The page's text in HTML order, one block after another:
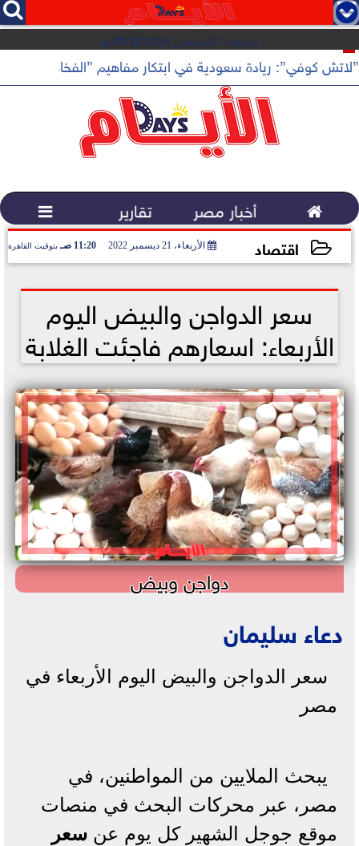
   
الجمعة 7 أغسطس 2026 01:12 مـ
”لاتش كوفي”: ريادة سعودية في ابتكار مفاهيم ”الفخامة
 أخبار مصر تقارير 
اقتصاد الأربعاء، 21 ديسمبر 2022 11:20 صـ بتوقيت القاهرة
سعر الدواجن والبيض اليوم
الأربعاء: اسعارهم فاجئت الغلابة
دواجن وبيض
دعاء سليمان
سعر الدواجن والبيض اليوم الأربعاء في
مصر
يبحث الملايين من المواطنين، في
مصر، عبر محركات البحث في منصات
موقع جوجل الشهير كل يوم عن سعر